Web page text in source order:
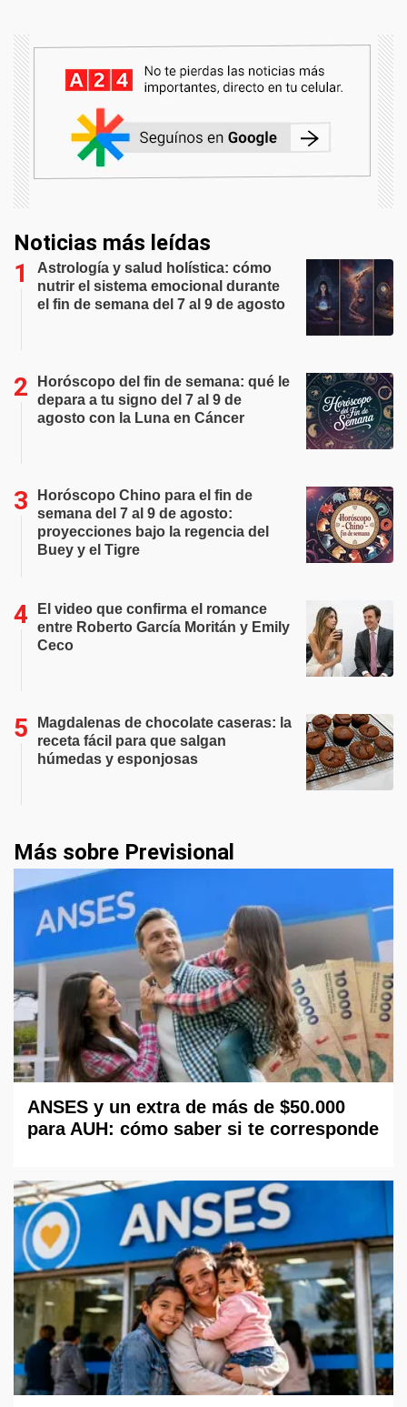
Noticias más leídas
Astrología y salud holística: cómo
nutrir el sistema emocional durante
el fin de semana del 7 al 9 de agosto
Horóscopo del fin de semana: qué le
depara a tu signo del 7 al 9 de
agosto con la Luna en Cáncer
Horóscopo Chino para el fin de
semana del 7 al 9 de agosto:
proyecciones bajo la regencia del
Buey y el Tigre
El video que confirma el romance
entre Roberto García Moritán y Emily
Ceco
Magdalenas de chocolate caseras: la
receta fácil para que salgan
húmedas y esponjosas
Más sobre Previsional
ANSES y un extra de más de $50.000
para AUH: cómo saber si te corresponde